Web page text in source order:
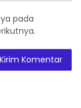
pada